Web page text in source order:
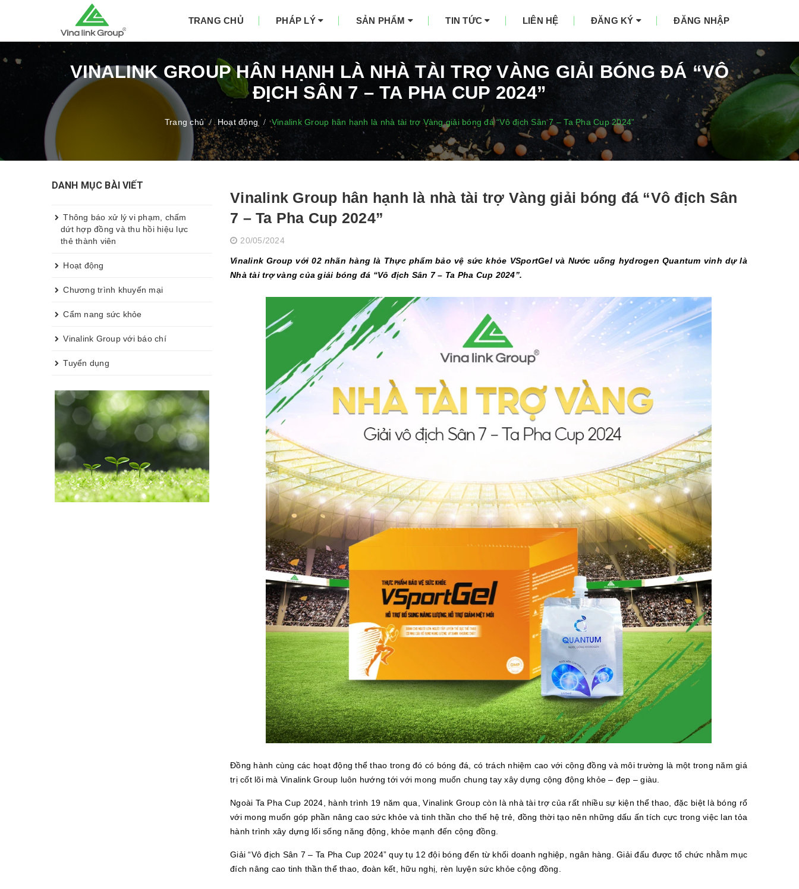
TRANG CHỦ PHÁP LÝ SẢN PHẨM TIN TỨC LIÊN HỆ ĐĂNG KÝ ĐĂNG NHẬP
VINALINK GROUP HÂN HẠNH LÀ NHÀ TÀI TRỢ VÀNG GIẢI BÓNG ĐÁ “VÔ
ĐỊCH SÂN 7 – TA PHA CUP 2024”
Trang chủ / Hoạt động / Vinalink Group hân hạnh là nhà tài trợ Vàng giải bóng đá “Vô địch Sân 7 – Ta Pha Cup 2024”
Vinalink Group hân hạnh là nhà tài trợ Vàng giải bóng đá “Vô địch Sân
7 – Ta Pha Cup 2024”
20/05/2024
Vinalink Group với 02 nhãn hàng là Thực phẩm bảo vệ sức khỏe VSportGel và Nước uống hydrogen Quantum vinh dự là
Nhà tài trợ vàng của giải bóng đá “Vô địch Sân 7 – Ta Pha Cup 2024”.
Đồng hành cùng các hoạt động thể thao trong đó có bóng đá, có trách nhiệm cao với cộng đồng và môi trường là một trong năm giá
trị cốt lõi mà Vinalink Group luôn hướng tới với mong muốn chung tay xây dựng cộng động khỏe – đẹp – giàu.
Ngoài Ta Pha Cup 2024, hành trình 19 năm qua, Vinalink Group còn là nhà tài trợ của rất nhiều sự kiện thể thao, đặc biệt là bóng rổ
với mong muốn góp phần nâng cao sức khỏe và tinh thần cho thế hệ trẻ, đồng thời tạo nên những dấu ấn tích cực trong việc lan tỏa
hành trình xây dựng lối sống năng động, khỏe mạnh đến cộng đồng.
Giải “Vô địch Sân 7 – Ta Pha Cup 2024” quy tụ 12 đội bóng đến từ khối doanh nghiệp, ngân hàng.Giải đấu được tổ chức nhằm mục
đích nâng cao tinh thần thể thao, đoàn kết, hữu nghị, rèn luyện sức khỏe cộng đồng.
DANH MỤC BÀI VIẾT
Thông báo xử lý vi phạm, chấm
dứt hợp đồng và thu hồi hiệu lực
thẻ thành viên
Hoạt động
Chương trình khuyến mại
Cẩm nang sức khỏe
Vinalink Group với báo chí
Tuyển dụng